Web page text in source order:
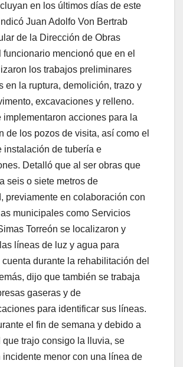
en los últimos días de este
Juan Adolfo Von Bertrab
de la Dirección de Obras
funcionario mencionó que en el
los trabajos preliminares
en la ruptura, demolición, trazo y
excavaciones y relleno.
implementaron acciones para la
de los pozos de visita, así como el
instalación de tubería e
Detalló que al ser obras que
seis o siete metros de
previamente en colaboración con
municipales como Servicios
Torreón se localizaron y
líneas de luz y agua para
durante la rehabilitación del
dijo que también se trabaja
gaseras y de
para identificar sus líneas.
el fin de semana y debido a
que trajo consigo la lluvia, se
incidente menor con una línea de